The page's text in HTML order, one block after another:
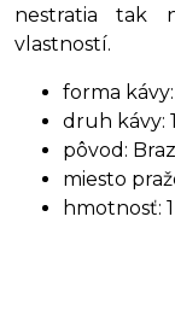
nestratia tak
vlastností.
forma
druh kávy:
pôvod:
miesto
hmotnosť: